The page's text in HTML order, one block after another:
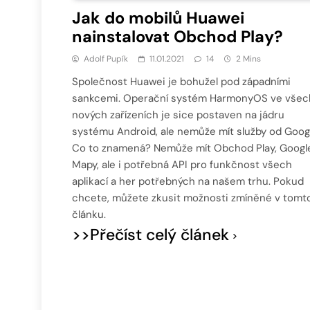
Jak do mobilů Huawei
nainstalovat Obchod Play?
Adolf Pupík 11.01.2021 14 2 Mins
Společnost Huawei je bohužel pod západními
sankcemi. Operační systém HarmonyOS ve
nových zařízeních je sice postaven na jádru
systému Android, ale nemůže mít služby od
Co to znamená? Nemůže mít Obchod Play,
Mapy, ale i potřebná API pro funkčnost všech
aplikací a her potřebných na našem trhu. Pokud
chcete, můžete zkusit možnosti zmíněné v
článku.
>>Přečíst celý článek